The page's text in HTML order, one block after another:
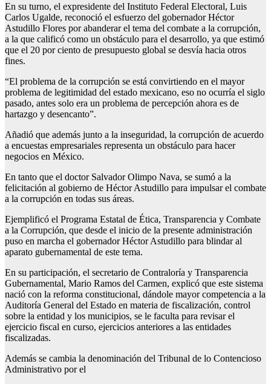
En su turno, el expresidente del Instituto Federal Electoral, Luis
Carlos Ugalde, reconoció el esfuerzo del gobernador Héctor
Astudillo Flores por abanderar el tema del combate a la corrupción,
a la que calificó como un obstáculo para el desarrollo, ya que estimó
que el 20 por ciento de presupuesto global se desvía hacia otros
fines.
“El problema de la corrupción se está convirtiendo en el mayor
problema de legitimidad del estado mexicano, eso no ocurría el siglo
pasado, antes solo era un problema de percepción ahora es de
hartazgo y desencanto”.
Añadió que además junto a la inseguridad, la corrupción de acuerdo
a encuestas empresariales representa un obstáculo para hacer
negocios en México.
En tanto que el doctor Salvador Olimpo Nava, se sumó a la
felicitación al gobierno de Héctor Astudillo para impulsar el combate
a la corrupción en todas sus áreas.
Ejemplificó el Programa Estatal de Ética, Transparencia y Combate
a la Corrupción, que desde el inicio de la presente administración
puso en marcha el gobernador Héctor Astudillo para blindar al
aparato gubernamental de este tema.
En su participación, el secretario de Contraloría y Transparencia
Gubernamental, Mario Ramos del Carmen, explicó que este sistema
nació con la reforma constitucional, dándole mayor competencia a la
Auditoría General del Estado en materia de fiscalización, control
sobre la entidad y los municipios, se le faculta para revisar el
ejercicio fiscal en curso, ejercicios anteriores a las entidades
fiscalizadas.
Además se cambia la denominación del Tribunal de lo Contencioso
Administrativo por el